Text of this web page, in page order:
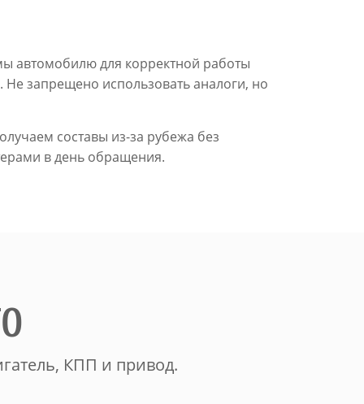
автомобилю для корректной работы
Не запрещено использовать аналоги, но
составы из-за рубежа без
в день обращения.
КПП и привод.